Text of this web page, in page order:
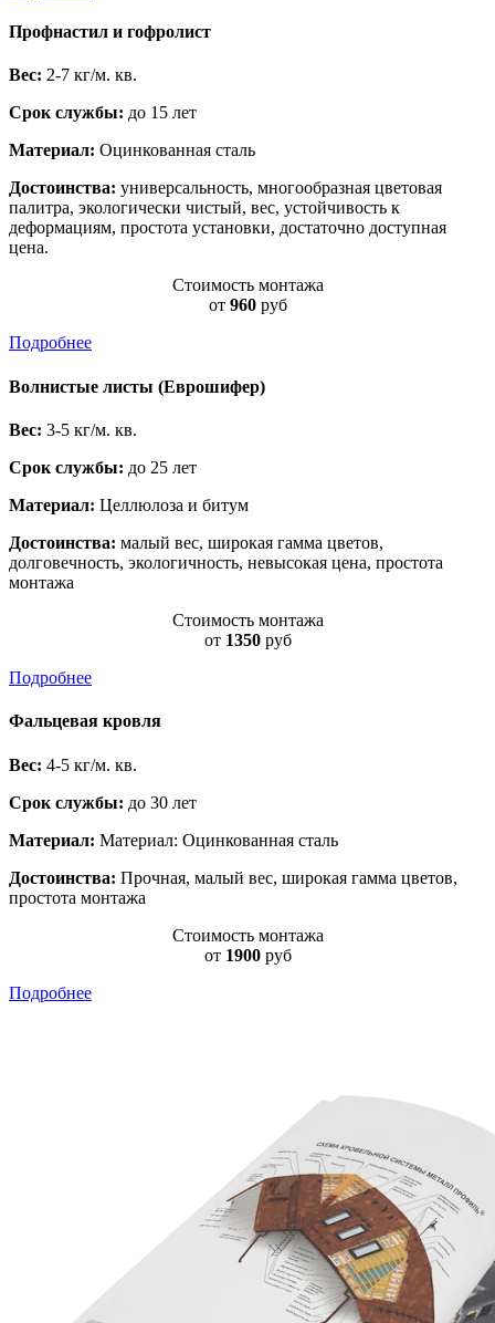
Профнастил и гофролист
Вес: 2-7 кг/м. кв.
Срок службы: до 15 лет
Материал: Оцинкованная сталь
Достоинства: универсальность, многообразная цветовая
палитра, экологически чистый, вес, устойчивость к
деформациям, простота установки, достаточно доступная
цена.
Стоимость монтажа
от 960руб
Подробнее
Волнистые листы (Еврошифер)
Вес: 3-5 кг/м. кв.
Срок службы: до 25 лет
Материал: Целлюлоза и битум
Достоинства: малый вес, широкая гамма цветов,
долговечность, экологичность, невысокая цена, простота
монтажа
Стоимость монтажа
от 1350руб
Подробнее
Фальцевая кровля
Вес: 4-5 кг/м. кв.
Срок службы: до 30 лет
Материал: Материал: Оцинкованная сталь
Достоинства: Прочная, малый вес, широкая гамма цветов,
простота монтажа
Стоимость монтажа
от 1900руб
Подробнее